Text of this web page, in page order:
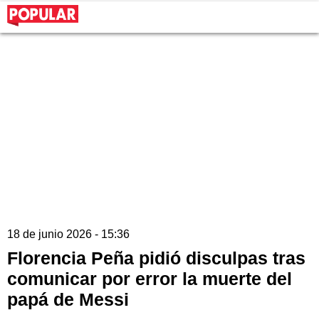
18 de junio 2026 - 15:36
Florencia Peña pidió disculpas tras
comunicar por error la muerte del
papá de Messi